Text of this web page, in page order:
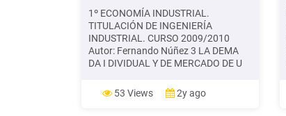
1º ECONOMÍA INDUSTRIAL.
TITULACIÓN DE INGENIERÍA
INDUSTRIAL. CURSO 2009/2010
Autor: Fernando Núñez 3 LA DEMA
DA I DIVIDUAL Y DE MERCADO DE U
BIEN “POR UN INDIVIDUO / POR UN
MERCADO”: Cantidad de un bien que
53 Views 2y ago